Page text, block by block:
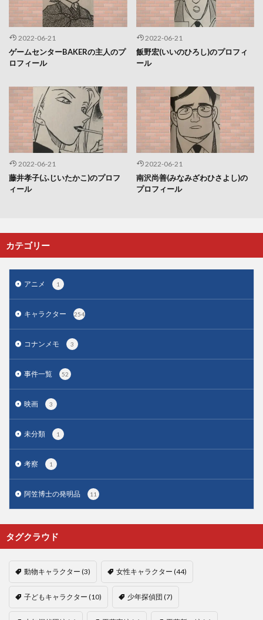
2022-06-21
ゲームセンターBAKERの主人のプ
ロフィール
2022-06-21
飯野宏(いいのひろし)のプロフィ
ール
2022-06-21
藤井孝子(ふじいたかこ)のプロフ
ィール
2022-06-21
南沢尚善(みなみざわひさよし)の
プロフィール
カテゴリー
アニメ 1
キャラクター 254
コナンメモ 3
事件一覧 52
映画 3
未分類 1
考察 1
阿笠博士の発明品 11
タグクラウド
動物キャラクター (3) 女性キャラクター (44)
子どもキャラクター (10) 少年探偵団 (7)